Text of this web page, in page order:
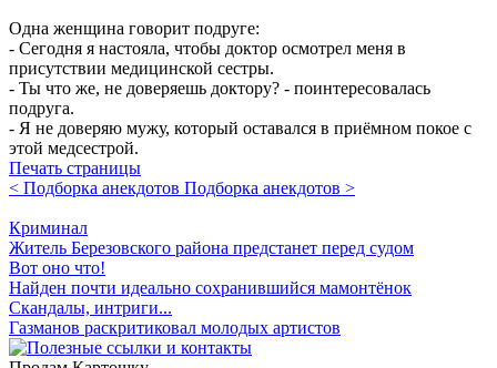
Одна женщина говорит подруге:
- Сегодня я настояла, чтобы доктор осмотрел меня в
присутствии медицинской сестры.
- Ты что же, не доверяешь доктору? - поинтересовалась
подруга.
- Я не доверяю мужу, который оставался в приёмном покое с
этой медсестрой.
Печать страницы
< Подборка анекдотов Подборка анекдотов >
Криминал
Житель Березовского района предстанет перед судом
Вот оно что!
Найден почти идеально сохранившийся мамонтёнок
Скандалы, интриги...
Газманов раскритиковал молодых артистов